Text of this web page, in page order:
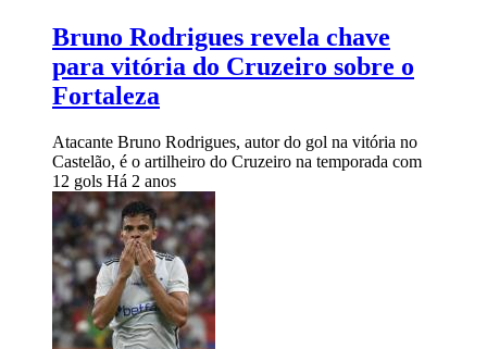
Bruno Rodrigues revela chave
para vitória do Cruzeiro sobre o
Fortaleza
Atacante Bruno Rodrigues, autor do gol na vitória no
Castelão, é o artilheiro do Cruzeiro na temporada com
12 gols Há 2 anos